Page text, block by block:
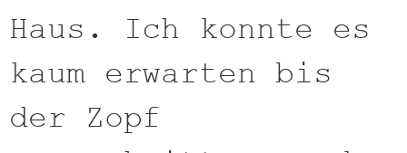
Haus. Ich konnte es
kaum erwarten bis
der Zopf